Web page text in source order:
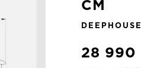
CM
DEEPHOUSE
28 990